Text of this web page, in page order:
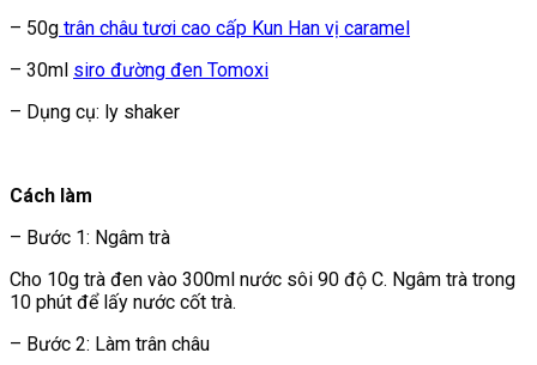
– 50g trân châu tươi cao cấp Kun Han vị caramel
– 30ml siro đường đen Tomoxi
– Dụng cụ: ly shaker
Cách làm
– Bước 1: Ngâm trà
Cho 10g trà đen vào 300ml nước sôi 90 độ C. Ngâm trà trong
10 phút để lấy nước cốt trà.
– Bước 2: Làm trân châu